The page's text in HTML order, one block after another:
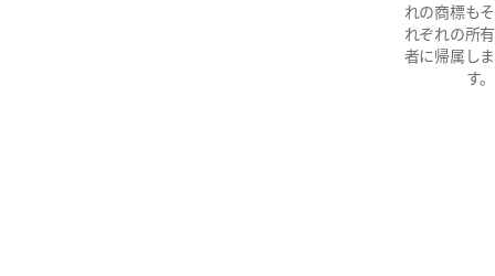
れの商標もそ
れぞれの所有
者に帰属しま
す。